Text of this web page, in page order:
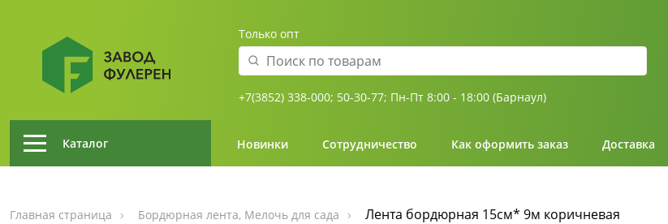
Только опт
+7(3852) 338-000; 50-30-77; Пн-Пт 8:00 - 18:00 (Барнаул)
Каталог Новинки Сотрудничество Как оформить заказ Доставка
Главная страница Бордюрная лента, Мелочь для сада Лента бордюрная 15см* 9м коричневая